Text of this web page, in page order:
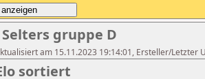
gruppe D
am 15.11.2023 19:14:01, Ersteller/Letzter
sortiert